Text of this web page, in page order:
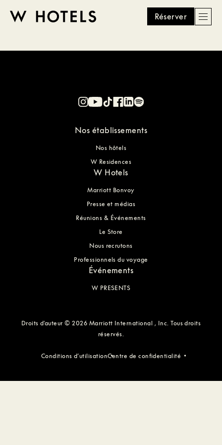
to
Réserver
Nos établissements
Nos hôtels
W Residences
W Hotels
Marriott Bonvoy
Presse et médias
Réunions & Événements
Le Store
Nous recrutons
Professionnels du voyage
Événements
W PRESENTS
Droits d'auteur © 2026 Marriott International , Inc. Tous droits
réservés.
Conditions d’utilisationCentre de confidentialité